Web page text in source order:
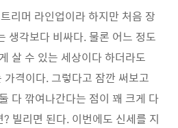
리머 라인업이라 하지만 처음 장
생각보다 비싸다. 물론 어느 정도
살 수 있는 세상이다 하더라도
격이다. 그렇다고 잠깐 써보고
다 깎여나간다는 점이 꽤 크게 다
빌리면 된다. 이번에도 신세를 지